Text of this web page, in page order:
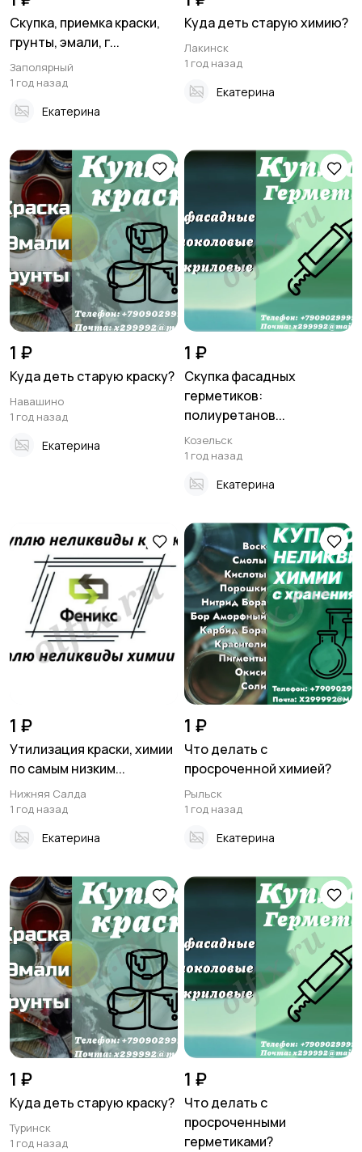
Скупка, приемка краски,
грунты, эмали, г...
Заполярный
1 год назад
Екатерина
Куда деть старую химию?
Лакинск
1 год назад
Екатерина
1 ₽
Куда деть старую краску?
Навашино
1 год назад
Екатерина
1 ₽
Скупка фасадных
герметиков:
полиуретанов...
Козельск
1 год назад
Екатерина
1 ₽
Утилизация краски, химии
по самым низким...
Нижняя Салда
1 год назад
Екатерина
1 ₽
Что делать с
просроченной химией?
Рыльск
1 год назад
Екатерина
1 ₽
Куда деть старую краску?
Туринск
1 год назад
1 ₽
Что делать с
просроченными
герметиками?